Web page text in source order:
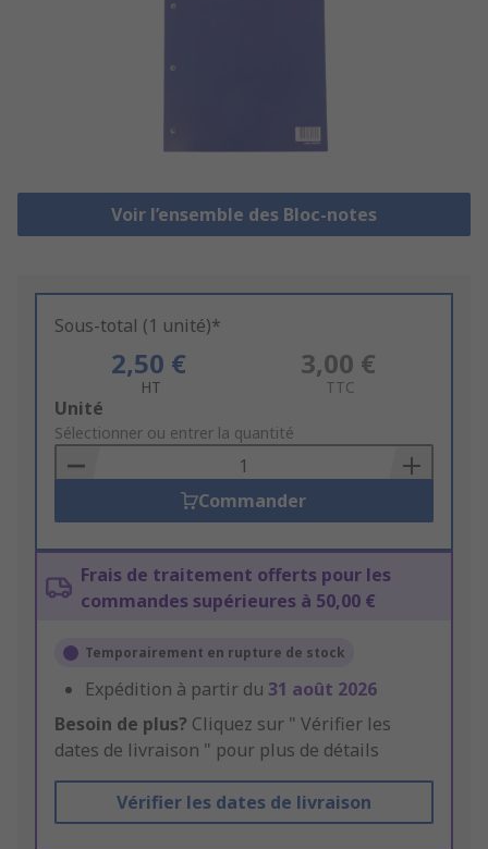
Voir l’ensemble des Bloc-notes
Sous-total (1 unité)*
2,50 €
HT
3,00 €
TTC
Add
to
Basket
Unité
Sélectionner ou entrer la quantité
Commander
Frais de traitement offerts pour les
commandes supérieures à 50,00 €
Temporairement en rupture de stock
Expédition à partir du 31 août 2026
Besoin de plus? Cliquez sur " Vérifier les
dates de livraison " pour plus de détails
Vérifier les dates de livraison